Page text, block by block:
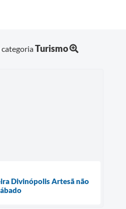
categoriaTurismo
Divinópolis Artesã não